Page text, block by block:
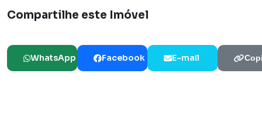
Compartilhe este Imóvel
WhatsApp Facebook E-mail